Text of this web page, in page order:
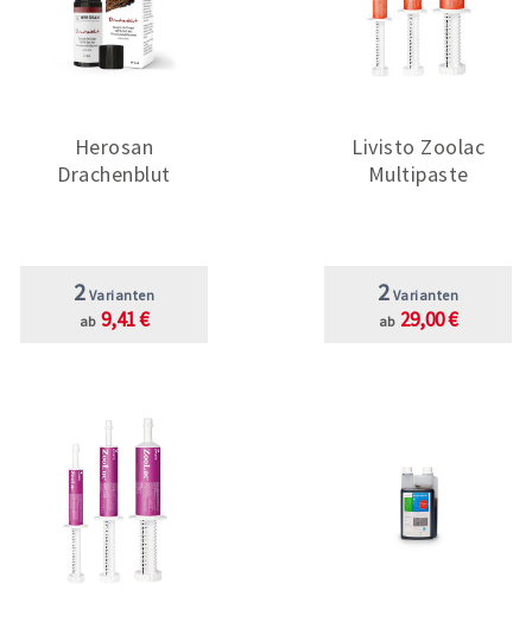
Herosan
Drachenblut
2 Varianten
ab 9,41 €
Livisto Zoolac
Multipaste
2 Varianten
ab 29,00 €